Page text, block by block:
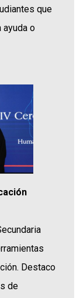
que
ayuda o
Destaco
de